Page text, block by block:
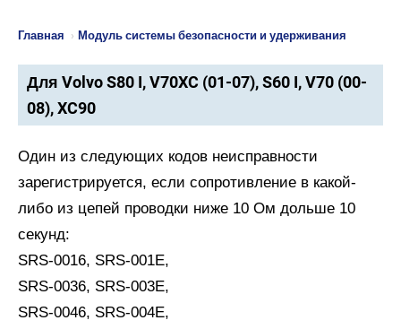
Главная › Модуль системы безопасности и удерживания
Для Volvo S80 I, V70XC (01-07), S60 I, V70 (00-
08), XC90
Один из следующих кодов неисправности
зарегистрируется, если сопротивление в какой-
либо из цепей проводки ниже 10 Ом дольше 10
секунд:
SRS-0016, SRS-001E,
SRS-0036, SRS-003E,
SRS-0046, SRS-004E,